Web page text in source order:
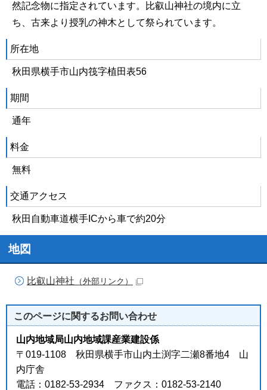
然記念物に指定されています。比叡山神社の境内に立
ち、古来より授乳の神木として祭られています。
所在地
秋田県横手市山内筏字植田表56
期間
通年
料金
無料
交通アクセス
秋田自動車道横手ICから車で約20分
地図
比叡山神社 （外部リンク）
このページに関するお問い合わせ
山内地域局山内地域課産業建設係
〒019-1108 秋田県横手市山内土渕字二瀬8番地4 山
内庁舎
電話：0182-53-2934 ファクス：0182-53-2140